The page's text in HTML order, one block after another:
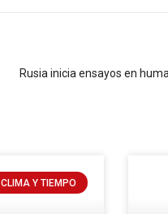
Rusia inicia ensayos en
CLIMA Y TIEMPO